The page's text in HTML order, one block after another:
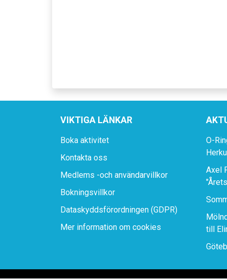
VIKTIGA LÄNKAR
Boka aktivitet
Kontakta oss
Medlems -och användarvillkor
Bokningsvillkor
Dataskyddsförordningen (GDPR)
Mer information om cookies
O-
Axel
till